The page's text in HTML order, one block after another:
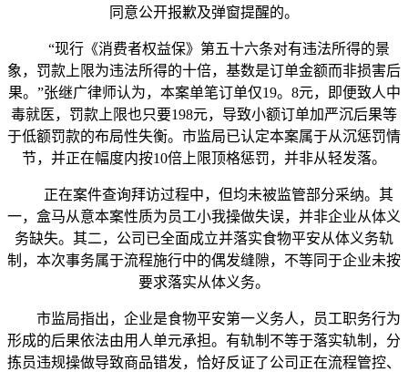
同意公开报歉及弹窗提醒的。
“现行《消费者权益保》第五十六条对有违法所得的景
象，罚款上限为违法所得的十倍，基数是订单金额而非损害后
果。”张继广律师认为，本案单笔订单仅19。8元，即便致人中
毒就医，罚款上限也只要198元，导致小额订单加严沉后果等
于低额罚款的布局性失衡。市监局已认定本案属于从沉惩罚情
节，并正在幅度内按10倍上限顶格惩罚，并非从轻发落。
正在案件查询拜访过程中，但均未被监管部分采纳。其
一，盒马从意本案性质为员工小我操做失误，并非企业从体义
务缺失。其二，公司已全面成立并落实食物平安从体义务轨
制，本次事务属于流程施行中的偶发缝隙，不等同于企业未按
要求落实从体义务。
市监局指出，企业是食物平安第一义务人，员工职务行为
形成的后果依法由用人单元承担。有轨制不等于落实轨制，分
拣员违规操做导致商品错发，恰好反证了公司正在流程管控、